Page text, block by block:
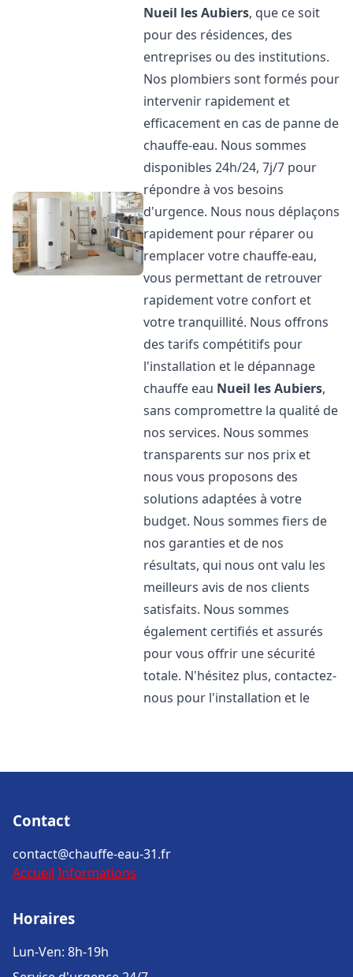
Nueil les Aubiers, que ce soit
pour des résidences, des
entreprises ou des institutions.
Nos plombiers sont formés pour
intervenir rapidement et
efficacement en cas de panne de
chauffe-eau. Nous sommes
disponibles 24h/24, 7j/7 pour
répondre à vos besoins
d'urgence. Nous nous déplaçons
rapidement pour réparer ou
remplacer votre chauffe-eau,
vous permettant de retrouver
rapidement votre confort et
votre tranquillité. Nous offrons
des tarifs compétitifs pour
l'installation et le dépannage
chauffe eau Nueil les Aubiers,
sans compromettre la qualité de
nos services. Nous sommes
transparents sur nos prix et
nous vous proposons des
solutions adaptées à votre
budget. Nous sommes fiers de
nos garanties et de nos
résultats, qui nous ont valu les
meilleurs avis de nos clients
satisfaits. Nous sommes
également certifiés et assurés
pour vous offrir une sécurité
totale. N'hésitez plus, contactez-
nous pour l'installation et le
Contact
contact@chauffe-eau-31.fr
Accueil Informations
Horaires
Lun-Ven: 8h-19h